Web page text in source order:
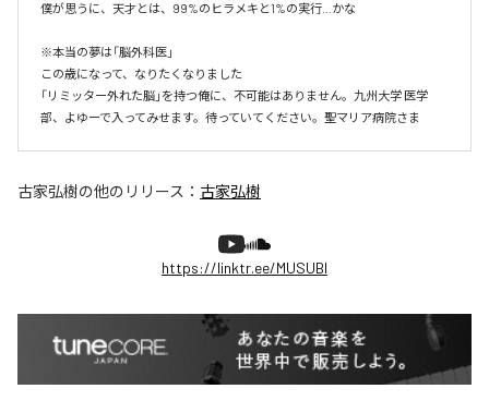
僕が思うに、天才とは、99%のヒラメキと1%の実行…かな
※本当の夢は「脳外科医」
この歳になって、なりたくなりました
「リミッター外れた脳」を持つ俺に、不可能はありません。九州大学 医学
部、よゆーで入ってみせます。待っていてください。聖マリア病院さま
古家弘樹の他のリリース： 古家弘樹
https://linktr.ee/MUSUBI